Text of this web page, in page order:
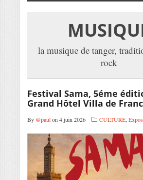
la musique de tanger,
rock
Festival Sama, 5éme
Grand Hôtel Villa de
By @paulon 4 juin 2026 CULTURE,